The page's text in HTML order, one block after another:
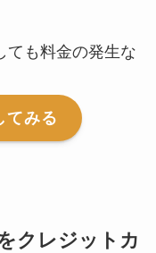
ても料金の発生な
てみる
クレジットカ